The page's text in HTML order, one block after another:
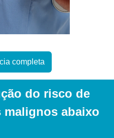
completa
do risco de
malignos abaixo